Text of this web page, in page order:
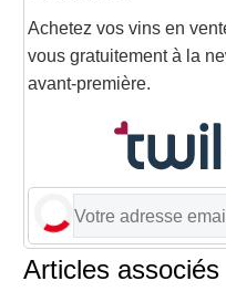
Achetez vos vins en
vous gratuitement à la
avant-première.
Articles associés